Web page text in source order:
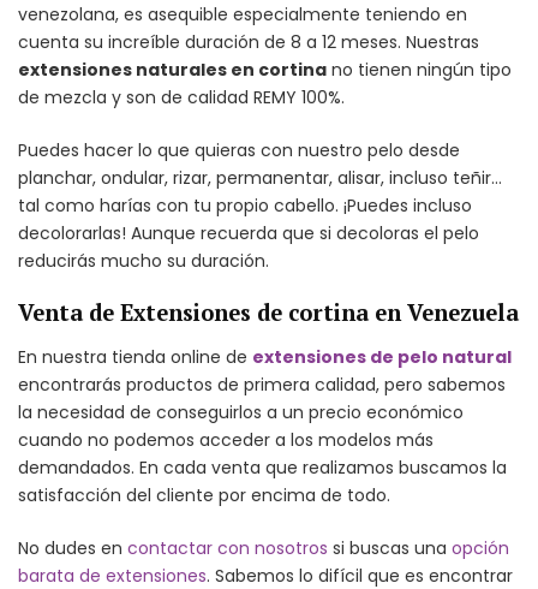
venezolana, es asequible especialmente teniendo en
cuenta su increíble duración de 8 a 12 meses. Nuestras
extensiones naturales en cortina no tienen ningún tipo
de mezcla y son de calidad REMY 100%.
Puedes hacer lo que quieras con nuestro pelo desde
planchar, ondular, rizar, permanentar, alisar, incluso teñir…
tal como harías con tu propio cabello. ¡Puedes incluso
decolorarlas! Aunque recuerda que si decoloras el pelo
reducirás mucho su duración.
Venta de Extensiones de cortina en Venezuela
En nuestra tienda online de extensiones de pelo natural
encontrarás productos de primera calidad, pero sabemos
la necesidad de conseguirlos a un precio económico
cuando no podemos acceder a los modelos más
demandados. En cada venta que realizamos buscamos la
satisfacción del cliente por encima de todo.
No dudes en contactar con nosotros si buscas una opción
barata de extensiones. Sabemos lo difícil que es encontrar